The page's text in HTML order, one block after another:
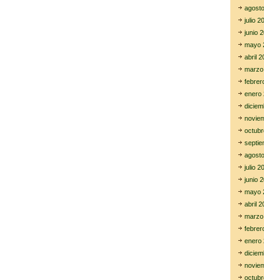
julio
junio
mayo
abril
enero
julio
junio
mayo
abril
enero